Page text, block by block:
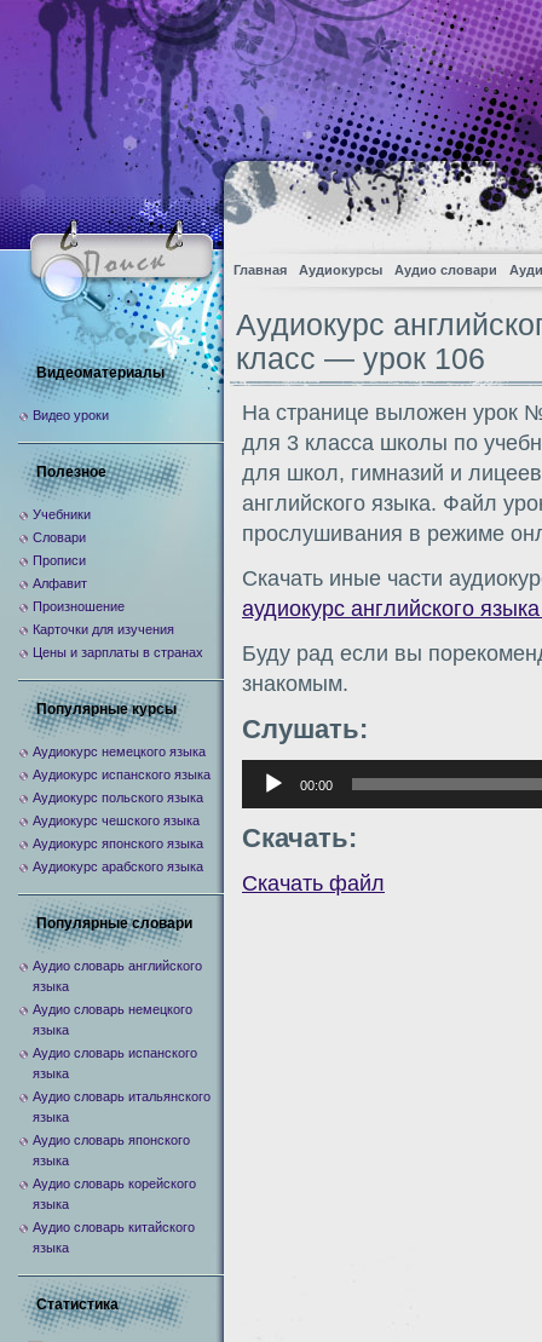
Главная Аудиокурсы Аудио словари
Аудиокурс
класс — урок 106
На странице выложен урок
для 3 класса школы по
для школ, гимназий и
английского языка. Файл
прослушивания в режиме
Скачать иные части
аудиокурс английского
Буду рад если вы
знакомым.
Слушать:
Аудиоплеер
00:00
Скачать:
Скачать файл
Видеоматериалы
Видео уроки
Полезное
Учебники
Словари
Прописи
Алфавит
Произношение
Карточки для изучения
Цены и зарплаты в странах
Популярные курсы
Аудиокурс немецкого языка
Аудиокурс испанского языка
Аудиокурс польского языка
Аудиокурс чешского языка
Аудиокурс японского языка
Аудиокурс арабского языка
Популярные словари
Аудио словарь английского
языка
Аудио словарь немецкого
языка
Аудио словарь испанского
языка
Аудио словарь итальянского
языка
Аудио словарь японского
языка
Аудио словарь корейского
языка
Аудио словарь китайского
языка
Статистика